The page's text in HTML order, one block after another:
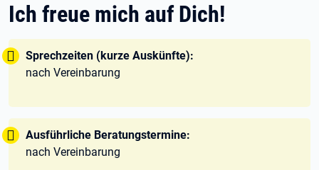
Ich freue mich auf Dich!
Tipp:
Sprechzeiten (kurze Auskünfte):
nach Vereinbarung
Tipp:
Ausführliche Beratungstermine:
nach Vereinbarung